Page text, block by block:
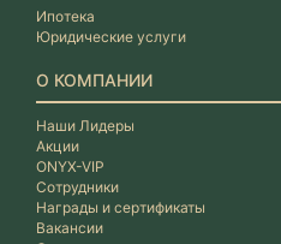
Ипотека
Юридические услуги
О КОМПАНИИ
Наши Лидеры
Акции
ONYX-VIP
Сотрудники
Награды и сертификаты
Вакансии